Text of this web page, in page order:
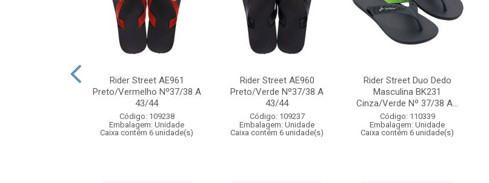
Rider Street AE961
Preto/Vermelho Nº37/38 A
43/44
Código: 109238
Embalagem: Unidade
Caixa contém 6 unidade(s)
Rider Street AE960
Preto/Verde Nº37/38 A
43/44
Código: 109237
Embalagem: Unidade
Caixa contém 6 unidade(s)
Rider Street Duo Dedo
Masculina BK231
Cinza/Verde Nº 37/38 A...
Código: 110339
Embalagem: Unidade
Caixa contém 6 unidade(s)